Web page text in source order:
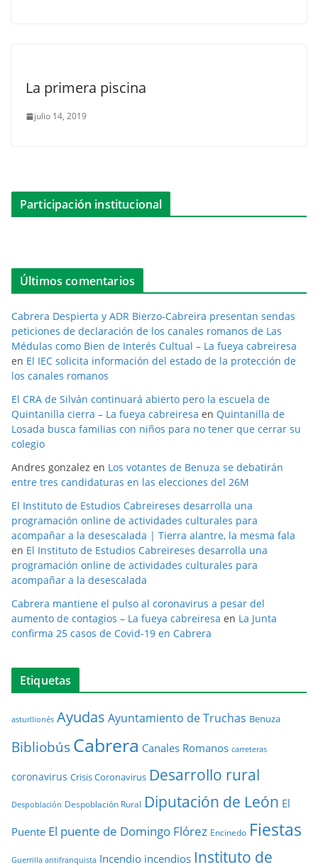
La primera piscina
julio 14, 2019
Participación institucional
Últimos comentarios
Cabrera Despierta y ADR Bierzo-Cabreira presentan sendas
peticiones de declaración de los canales romanos de Las
Médulas como Bien de Interés Cultual – La fueya cabreiresa
en El IEC solicita información del estado de la protección de
los canales romanos
El CRA de Silván continuará abierto pero la escuela de
Quintanilla cierra – La fueya cabreiresa en Quintanilla de
Losada busca familias con niños para no tener que cerrar su
colegio
Andres gonzalez en Los votantes de Benuza se debatirán
entre tres candidaturas en las elecciones del 26M
El Instituto de Estudios Cabreireses desarrolla una
programación online de actividades culturales para
acompañar a la desescalada | Tierra alantre, la mesma fala
en El Instituto de Estudios Cabreireses desarrolla una
programación online de actividades culturales para
acompañar a la desescalada
Cabrera mantiene el pulso al coronavirus a pesar del
aumento de contagios – La fueya cabreiresa en La Junta
confirma 25 casos de Covid-19 en Cabrera
Etiquetas
asturllionés Ayudas Ayuntamiento de Truchas Benuza
BibliobúsCabrera Canales Romanos carreteras
coronavirus Crisis Coronavirus Desarrollo rural
Despoblación Despoblación Rural Diputación de León El
Puente El puente de Domingo Flórez Encinedo Fiestas
Guerrilla antifranquista Incendio incendios Instituto de